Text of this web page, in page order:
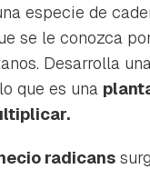
especie de
se le conozca
Desarrolla
que es una
radicans